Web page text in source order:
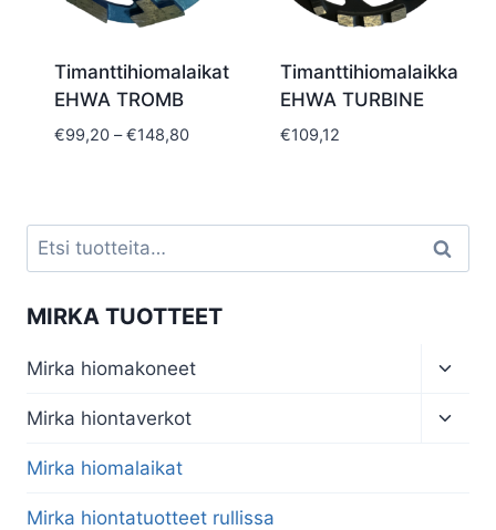
Timanttihiomalaikat
EHWA TROMB
€99,20 – €148,80Hintaluokka:
Timanttihiomalaikka
EHWA TURBINE
€109,12
Etsi: Haku
MIRKA TUOTTEET
Mirka hiomakoneet
menu
Mirka hiontaverkot
Mirka hiomalaikat
Mirka hiontatuotteet rullissa